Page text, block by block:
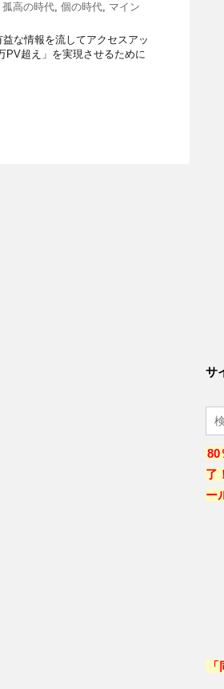
孤高の時代, 個の時代, マイン
な情報を流してアクセスアッ
PV超え」を実現させるために
サ
80
了
ー